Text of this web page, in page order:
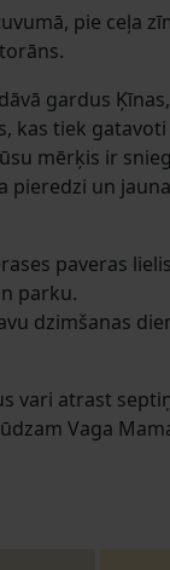
pie ceļa
gardus
kas tiek
mērķis ir
pieredzi un
paveras
parku.
dzimšanas
vari atrast
Vaga